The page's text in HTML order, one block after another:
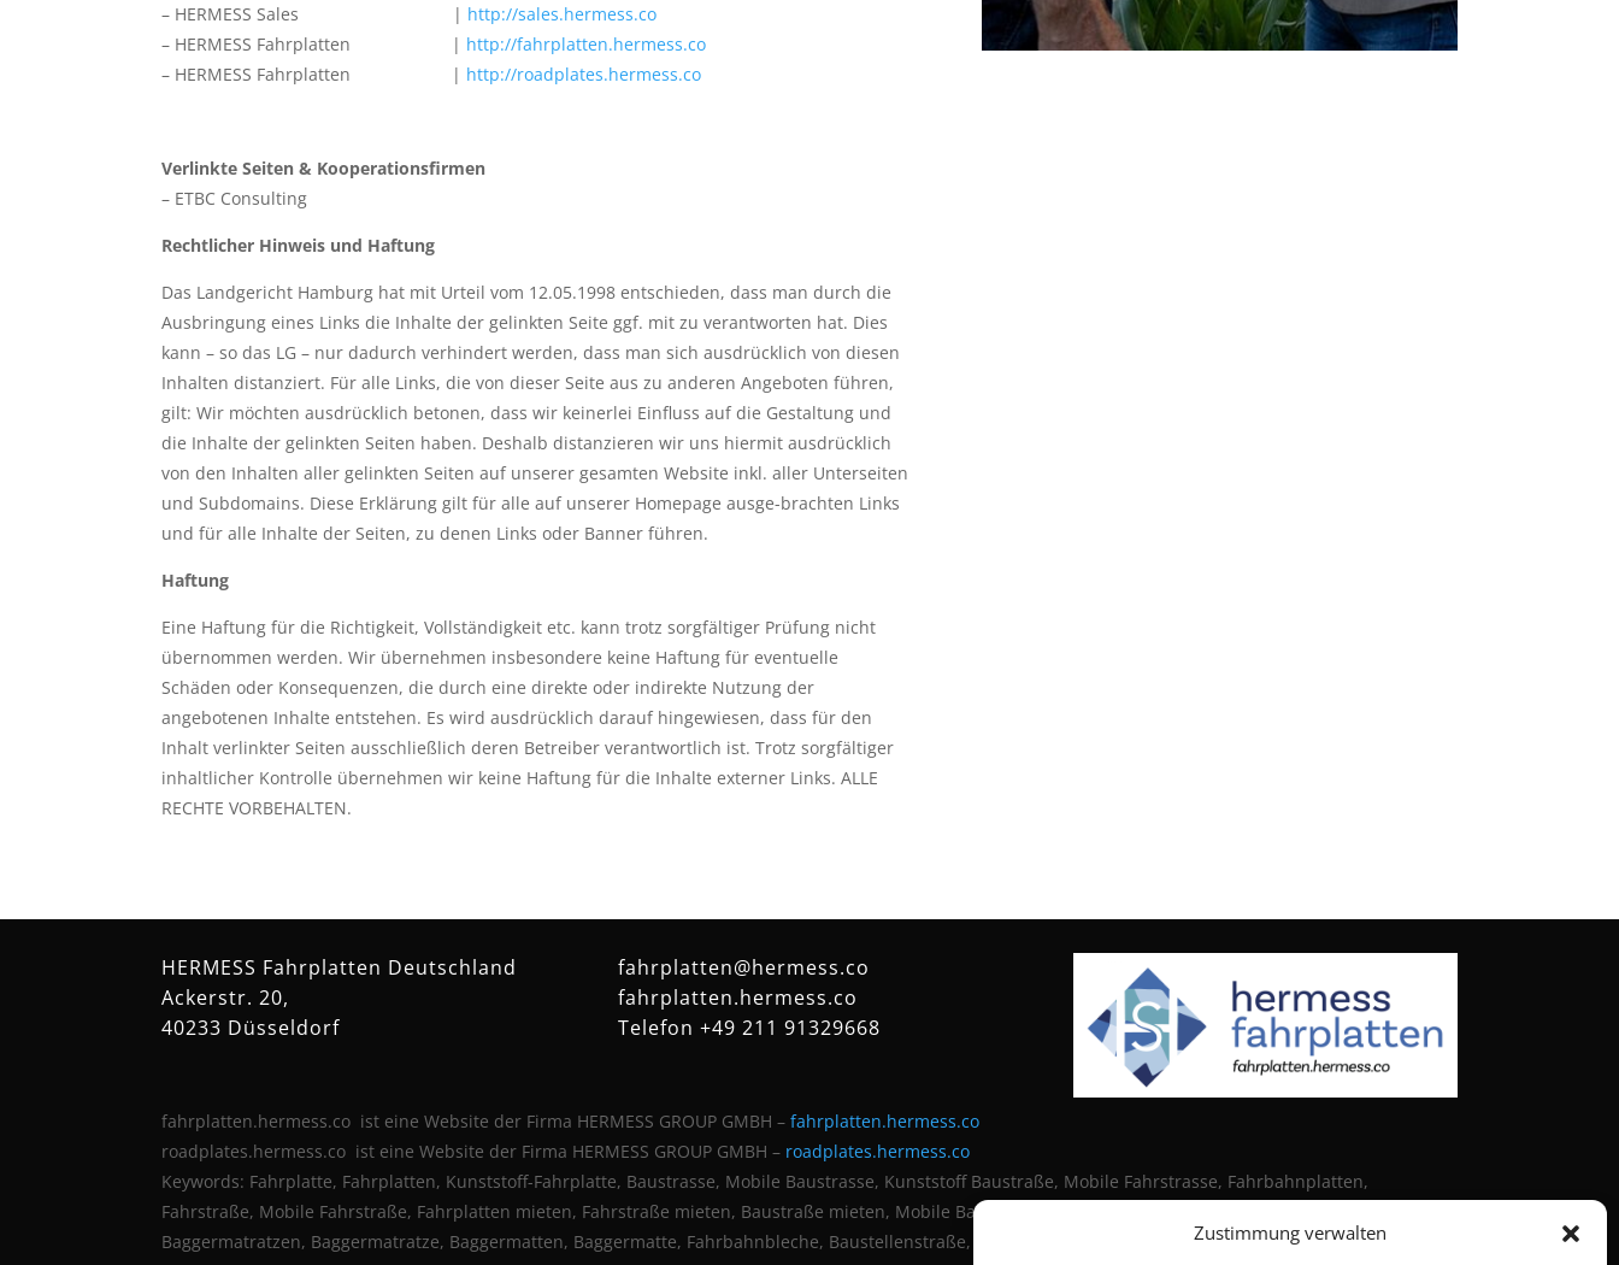
Zustimmung verwalten
– HERMESS Sales | http://sales.hermess.co
– HERMESS Fahrplatten | http://fahrplatten.hermess.co
– HERMESS Fahrplatten | http://roadplates.hermess.co
Verlinkte Seiten & Kooperationsfirmen
– ETBC Consulting
Rechtlicher Hinweis und Haftung
Das Landgericht Hamburg hat mit Urteil vom 12.05.1998 entschieden, dass man durch die
Ausbringung eines Links die Inhalte der gelinkten Seite ggf. mit zu verantworten hat. Dies
kann – so das LG – nur dadurch verhindert werden, dass man sich ausdrücklich von diesen
Inhalten distanziert. Für alle Links, die von dieser Seite aus zu anderen Angeboten führen,
gilt: Wir möchten ausdrücklich betonen, dass wir keinerlei Einfluss auf die Gestaltung und
die Inhalte der gelinkten Seiten haben. Deshalb distanzieren wir uns hiermit ausdrücklich
von den Inhalten aller gelinkten Seiten auf unserer gesamten Website inkl. aller Unterseiten
und Subdomains. Diese Erklärung gilt für alle auf unserer Homepage ausge-brachten Links
und für alle Inhalte der Seiten, zu denen Links oder Banner führen.
Haftung
Eine Haftung für die Richtigkeit, Vollständigkeit etc. kann trotz sorgfältiger Prüfung nicht
übernommen werden. Wir übernehmen insbesondere keine Haftung für eventuelle
Schäden oder Konsequenzen, die durch eine direkte oder indirekte Nutzung der
angebotenen Inhalte entstehen. Es wird ausdrücklich darauf hingewiesen, dass für den
Inhalt verlinkter Seiten ausschließlich deren Betreiber verantwortlich ist. Trotz sorgfältiger
inhaltlicher Kontrolle übernehmen wir keine Haftung für die Inhalte externer Links. ALLE
RECHTE VORBEHALTEN.
HERMESS Fahrplatten Deutschland
Ackerstr. 20,
40233 Düsseldorf
fahrplatten@hermess.co
fahrplatten.hermess.co
Telefon +49 211 91329668
fahrplatten.hermess.co ist eine Website der Firma HERMESS GROUP GMBH – fahrplatten.hermess.co
roadplates.hermess.co ist eine Website der Firma HERMESS GROUP GMBH – roadplates.hermess.co
Keywords: Fahrplatte, Fahrplatten, Kunststoff-Fahrplatte, Baustrasse, Mobile Baustrasse, Kunststoff Baustraße, Mobile Fahrstrasse, Fahrbahnplatten,
Fahrstraße, Mobile Fahrstraße, Fahrplatten mieten, Fahrstraße mieten, Baustraße mieten, Mobile Baustraße mieten, Bodenschutzplatten, Bodenschutzsystem,
Baggermatratzen, Baggermatratze, Baggermatten, Baggermatte, Fahrbahnbleche, Baustellenstraße, Fahrblech, Fahrbahnblech, Panel aus HD Kunststoff,